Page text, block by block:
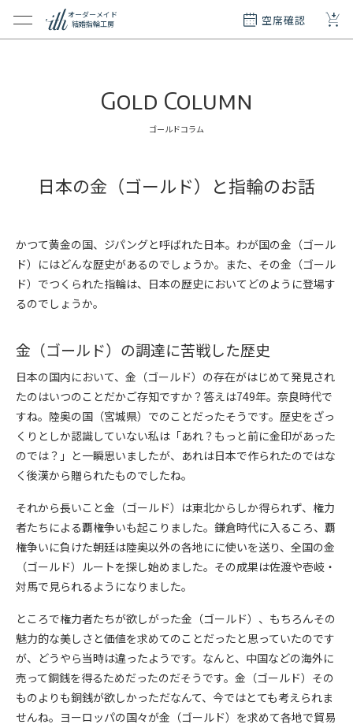
オーダーメイド
結婚指輪工房
空席確認 +
ゴールドコラム
Gold Column
日本の金（ゴールド）と指輪のお話
かつて黄金の国、ジパングと呼ばれた日本。わが国の金（ゴール
ド）にはどんな歴史があるのでしょうか。また、その金（ゴール
ド）でつくられた指輪は、日本の歴史においてどのように登場す
るのでしょうか。
金（ゴールド）の調達に苦戦した歴史
日本の国内において、金（ゴールド）の存在がはじめて発見され
たのはいつのことだかご存知ですか？答えは749年。奈良時代で
すね。陸奥の国（宮城県）でのことだったそうです。歴史をざっ
くりとしか認識していない私は「あれ？もっと前に金印があった
のでは？」と一瞬思いましたが、あれは日本で作られたのではな
く後漢から贈られたものでしたね。
それから長いこと金（ゴールド）は東北からしか得られず、権力
者たちによる覇権争いも起こりました。鎌倉時代に入るころ、覇
権争いに負けた朝廷は陸奥以外の各地にに使いを送り、全国の金
（ゴールド）ルートを探し始めました。その成果は佐渡や壱岐・
対馬で見られるようになりました。
ところで権力者たちが欲しがった金（ゴールド）、もちろんその
魅力的な美しさと価値を求めてのことだったと思っていたのです
が、どうやら当時は違ったようです。なんと、中国などの海外に
売って銅銭を得るためだったのだそうです。金（ゴールド）その
ものよりも銅銭が欲しかっただなんて、今ではとても考えられま
せんね。ヨーロッパの国々が金（ゴールド）を求めて各地で貿易